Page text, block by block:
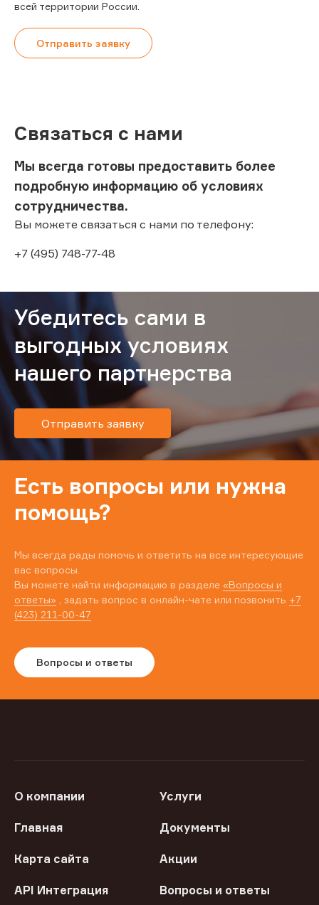
всей территории России.
Отправить заявку
Связаться с нами
Мы всегда готовы предоставить более
подробную информацию об условиях
сотрудничества.
Вы можете связаться с нами по телефону:
+7 (495) 748-77-48
Убедитесь сами в
выгодных условиях
нашего партнерства
Отправить заявку
Есть вопросы или нужна
помощь?
Мы всегда рады помочь и ответить на все интересующие
вас вопросы.
Вы можете найти информацию в разделе «Вопросы и
ответы» , задать вопрос в онлайн-чате или позвонить +7
(423) 211-00-47
Вопросы и ответы
О компании Услуги
Главная Документы
Карта сайта Акции
API Интеграция Вопросы и ответы